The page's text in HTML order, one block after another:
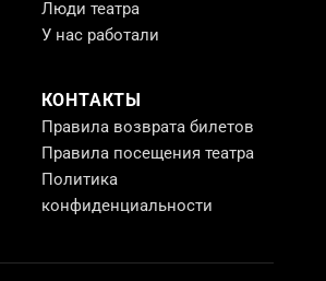
Люди театра
У нас работали
КОНТАКТЫ
Правила возврата билетов
Правила посещения театра
Политика
конфиденциальности